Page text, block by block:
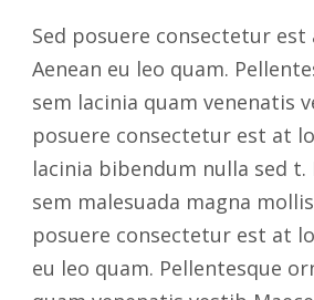
Sed posuere consectetur
Aenean eu leo quam.
sem lacinia quam venenatis
posuere consectetur est at
lacinia bibendum nulla sed
sem malesuada magna
posuere consectetur est at
eu leo quam. Pellentesque